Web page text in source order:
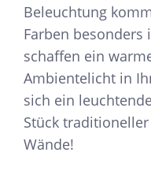
Beleuchtung
Farben besonders
schaffen ein
Ambientelicht in
sich ein
Stück
Wände!